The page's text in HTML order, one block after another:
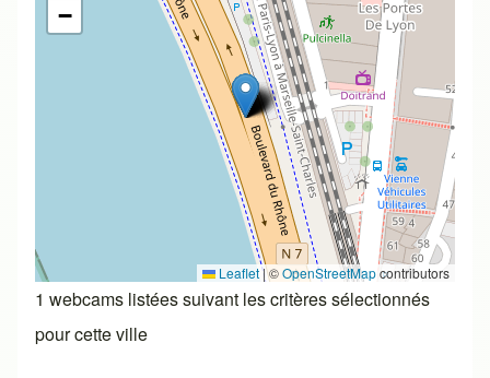
−
Leaflet|©OpenStreetMapcontributors
1 webcams listées suivant les critères sélectionnés
pour cette ville